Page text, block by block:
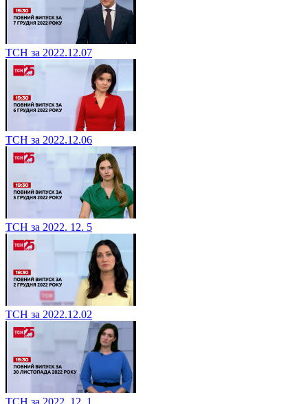
ТСН за 2022.12.07
ТСН за 2022.12.06
ТСН за 2022. 12. 5
ТСН за 2022.12.02
ТСН за 2022. 12. 1